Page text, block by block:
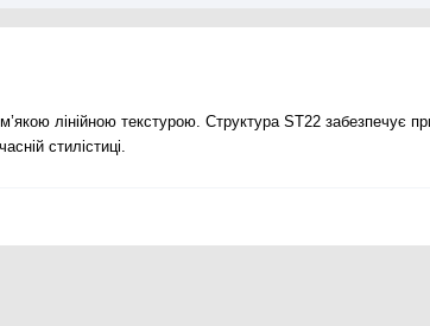
лінійною текстурою. Структура ST22 забезпечує
стилістиці.